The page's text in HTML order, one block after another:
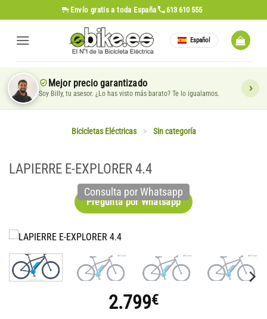
al
contenido
Envío gratis a toda España 613 610 555
Español
Mejor precio garantizado
Soy Billy, tu asesor. ¿Lo has visto más barato? Te lo igualamos.
Bicicletas Eléctricas > Sin categoría
LAPIERRE E-EXPLORER 4.4
Pregunta por Whatsapp
Consulta por Whatsapp
2.799€